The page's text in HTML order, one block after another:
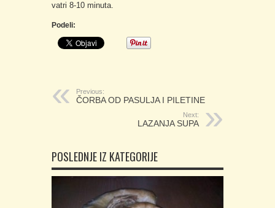
vatri 8-10 minuta.
Podeli:
Previous:
ČORBA OD PASULJA I PILETINE
Next:
LAZANJA SUPA
POSLEDNJE IZ KATEGORIJE